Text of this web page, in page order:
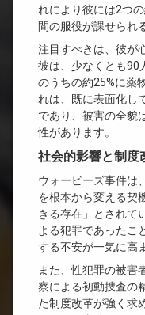
れにより彼には2つ
間の服役が課せられ
注目すべきは、彼が
彼は、少なくとも90
のうちの約25%に薬
れは、既に表面化し
であり、被害の全貌
性があります。
社会的影響と制度
ウォービーズ事件は
を根本から変える契
きる存在」とされて
よる犯罪であったこ
する不安が一気に高
また、性犯罪の被害
察による初動捜査の
た制度改革が強く求